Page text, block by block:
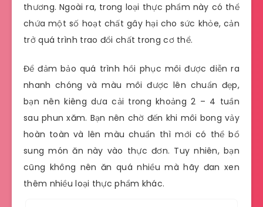
thương. Ngoài ra, trong loại thực phẩm này có thể
chứa một số hoạt chất gây hại cho sức khỏe, cản
trở quá trình trao đổi chất trong cơ thể.
Để đảm bảo quá trình hồi phục môi được diễn ra
nhanh chóng và màu môi được lên chuẩn đẹp,
bạn nên kiêng dưa cải trong khoảng 2 – 4 tuần
sau phun xăm. Bạn nên chờ đến khi môi bong vảy
hoàn toàn và lên màu chuẩn thì mới có thể bổ
sung món ăn này vào thực đơn. Tuy nhiên, bạn
cũng không nên ăn quá nhiều mà hãy đan xen
thêm nhiều loại thực phẩm khác.